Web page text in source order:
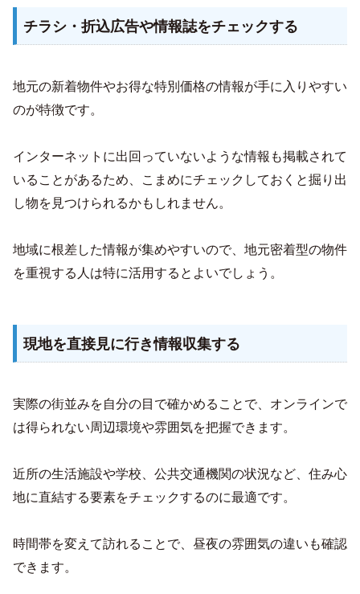
チラシ・折込広告や情報誌をチェックする
地元の新着物件やお得な特別価格の情報が手に入りやすい
のが特徴です。
インターネットに出回っていないような情報も掲載されて
いることがあるため、こまめにチェックしておくと掘り出
し物を見つけられるかもしれません。
地域に根差した情報が集めやすいので、地元密着型の物件
を重視する人は特に活用するとよいでしょう。
現地を直接見に行き情報収集する
実際の街並みを自分の目で確かめることで、オンラインで
は得られない周辺環境や雰囲気を把握できます。
近所の生活施設や学校、公共交通機関の状況など、住み心
地に直結する要素をチェックするのに最適です。
時間帯を変えて訪れることで、昼夜の雰囲気の違いも確認
できます。